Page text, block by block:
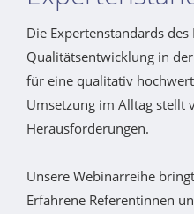
Die Expertenstandards
Qualitätsentwicklung in
für eine qualitativ
Umsetzung im Alltag stellt
Herausforderungen.
Unsere Webinarreihe
Erfahrene Referentinnen